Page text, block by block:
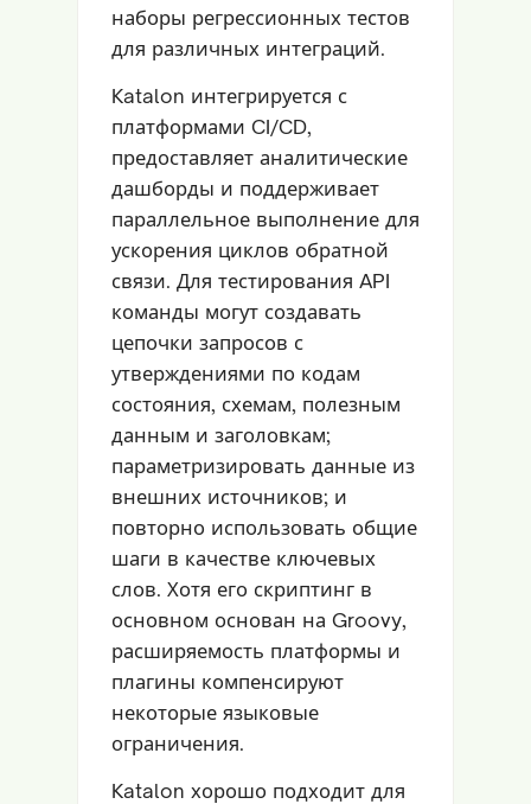
наборы регрессионных тестов
для различных интеграций.
Katalon интегрируется с
платформами CI/CD,
предоставляет аналитические
дашборды и поддерживает
параллельное выполнение для
ускорения циклов обратной
связи. Для тестирования API
команды могут создавать
цепочки запросов с
утверждениями по кодам
состояния, схемам, полезным
данным и заголовкам;
параметризировать данные из
внешних источников; и
повторно использовать общие
шаги в качестве ключевых
слов. Хотя его скриптинг в
основном основан на Groovy,
расширяемость платформы и
плагины компенсируют
некоторые языковые
ограничения.
Katalon хорошо подходит для